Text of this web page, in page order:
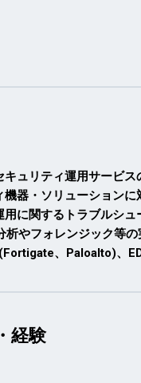
キュリティ運用サービ
機器・ソリューション
用に関するトラブルシ
析やフォレンジック等
、Paloalto)、
経験